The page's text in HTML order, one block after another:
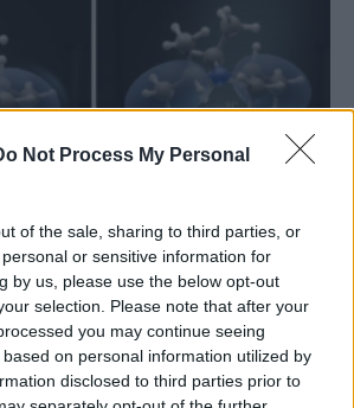
Not Process My Personal
of the sale, sharing to third parties, or
or sensitive information for
by us, please use the below opt-out
selection. Please note that after your
you may continue seeing
on personal information utilized by
disclosed to third parties prior to
καταλύτη βελτιώνει την
καταστέλλοντας
αντιδράσεις